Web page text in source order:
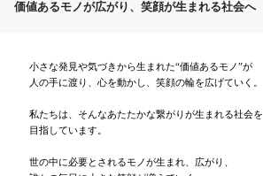
価値あるモノが広がり、笑顔が生まれる社会へ
小さな発見や気づきから生まれた“価値あるモノ”が
人の手に渡り、心を動かし、笑顔の輪を広げていく。
私たちは、そんなあたたかな繋がりが生まれる社会を
目指しています。
世の中に必要とされるモノが生まれ、広がり、